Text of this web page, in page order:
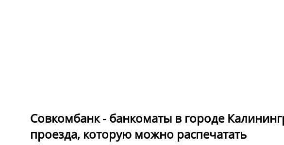
Совкомбанк - банкоматы в городе
проезда, которую можно распечатать